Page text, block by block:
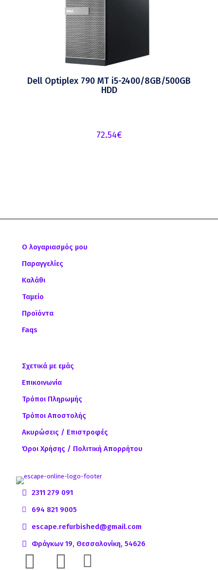
Dell Optiplex 790 MT i5-2400/8GB/500GB
HDD
72.54€
Ο λογαριασμός μου
Παραγγελίες
Καλάθι
Ταμείο
Προϊόντα
Faqs
Σχετικά με εμάς
Επικοινωνία
Τρόποι Πληρωμής
Τρόποι Αποστολής
Ακυρώσεις / Επιστροφές
Όροι Χρήσης / Πολιτική Απορρήτου
2311 279 091
694 821 9005
escape.refurbished@gmail.com
Φράγκων 19, Θεσσαλονίκη, 54626